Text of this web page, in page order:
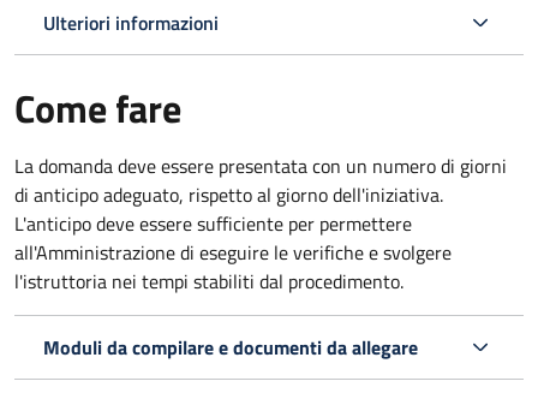
Ulteriori informazioni
Come fare
La domanda deve essere presentatacon un numero di giorni
di anticipo adeguato, rispetto al giorno dell'iniziativa.
L'anticipo deve essere sufficiente per permettere
all'Amministrazione di eseguire le verifiche e svolgere
l'istruttoria nei tempi stabiliti dal procedimento.
Moduli da compilare e documenti da allegare